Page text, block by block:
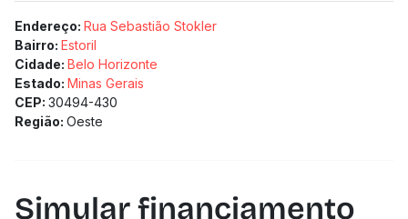
Endereço: Rua Sebastião Stokler
Bairro: Estoril
Cidade: Belo Horizonte
Estado: Minas Gerais
CEP: 30494-430
Região: Oeste
Simular financiamento